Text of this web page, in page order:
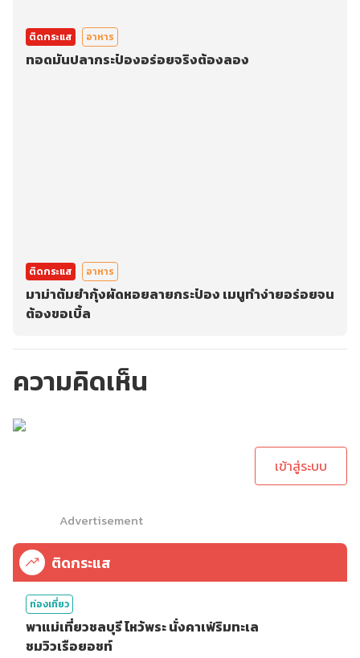
ติดกระแส อาหาร
ทอดมันปลากระป๋องอร่อยจริงต้องลอง
ติดกระแส อาหาร
มาม่าต้มยำกุ้งผัดหอยลายกระป๋อง เมนูทำง่ายอร่อยจน
ต้องขอเบิ้ล
ความคิดเห็น
เข้าสู่ระบบ
Advertisement
ติดกระแส
ท่องเที่ยว
พาแม่เที่ยวชลบุรี ไหว้พระ นั่งคาเฟ่ริมทะเล
ชมวิวเรือยอชท์